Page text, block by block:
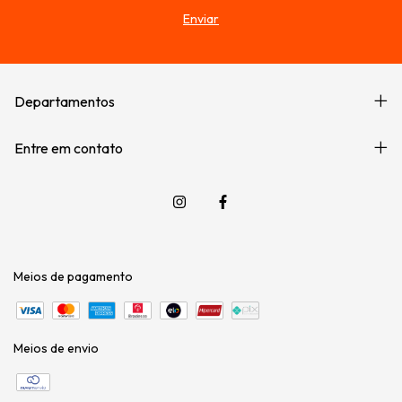
Departamentos
Entre em contato
Meios de pagamento
Meios de envio